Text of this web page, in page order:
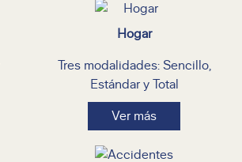
Hogar
Tres modalidades: Sencillo,
Estándar y Total
Ver más